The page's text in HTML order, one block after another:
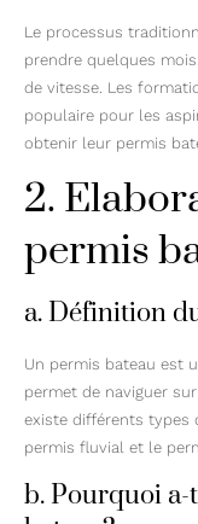
Le processus
prendre quelques
de vitesse. Les
populaire pour les
obtenir leur permis
2.
permis
a. Définition
Un permis bateau est
permet de naviguer
existe différents types
permis fluvial et le
b. Pourquoi a-